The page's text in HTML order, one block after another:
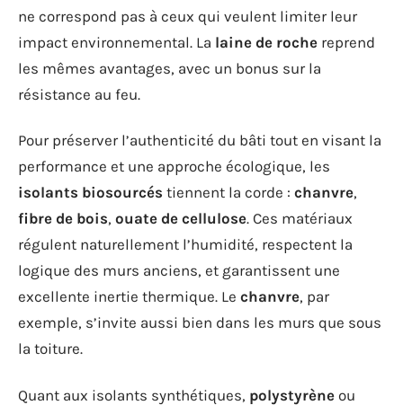
ne correspond pas à ceux qui veulent limiter leur
impact environnemental. La laine de roche reprend
les mêmes avantages, avec un bonus sur la
résistance au feu.
Pour préserver l’authenticité du bâti tout en visant la
performance et une approche écologique, les
isolants biosourcés tiennent la corde : chanvre,
fibre de bois, ouate de cellulose. Ces matériaux
régulent naturellement l’humidité, respectent la
logique des murs anciens, et garantissent une
excellente inertie thermique. Le chanvre, par
exemple, s’invite aussi bien dans les murs que sous
la toiture.
Quant aux isolants synthétiques, polystyrène ou